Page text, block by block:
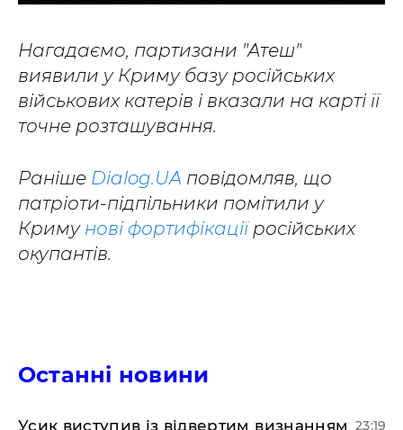
Нагадаємо, партизани "Атеш"
виявили у Криму базу російських
військових катерів і вказали на карті її
точне розташування.
Раніше Dialog.UA повідомляв, що
патріоти-підпільники помітили у
Криму нові фортифікації російських
окупантів.
Останні новини
​Усик виступив із відвертим визнанням 23:19